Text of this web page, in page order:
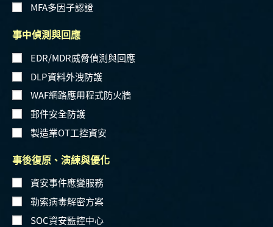
MFA多因子認證
事中偵測與回應
EDR/MDR威脅偵測與回應
DLP資料外洩防護
WAF網路應用程式防火牆
郵件安全防護
製造業OT工控資安
事後復原、演練與優化
資安事件應變服務
勒索病毒解密方案
SOC資安監控中心